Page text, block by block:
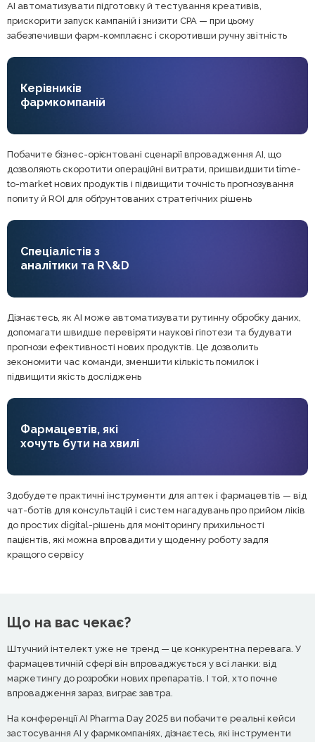
AI автоматизувати підготовку й тестування креативів,
прискорити запуск кампаній і знизити CPA — при цьому
забезпечивши фарм-комплаєнс і скоротивши ручну звітність
Керівників
фармкомпаній
Побачите бізнес-орієнтовані сценарії впровадження AI, що
дозволяють скоротити операційні витрати, пришвидшити time-
to-market нових продуктів і підвищити точність прогнозування
попиту й ROI для обґрунтованих стратегічних рішень
Спеціалістів з
аналітики та R\&D
Дізнаєтесь, як AI може автоматизувати рутинну обробку даних,
допомагати швидше перевіряти наукові гіпотези та будувати
прогнози ефективності нових продуктів. Це дозволить
зекономити час команди, зменшити кількість помилок і
підвищити якість досліджень
Фармацевтів, які
хочуть бути на хвилі
Здобудете практичні інструменти для аптек і фармацевтів — від
чат-ботів для консультацій і систем нагадувань про прийом ліків
до простих digital-рішень для моніторингу прихильності
пацієнтів, які можна впровадити у щоденну роботу задля
кращого сервісу
Що на вас чекає?
Штучний інтелект уже не тренд — це конкурентна перевага. У
фармацевтичній сфері він впроваджується у всі ланки: від
маркетингу до розробки нових препаратів. І той, хто почне
впровадження зараз, виграє завтра.
На конференції AI Pharma Day 2025 ви побачите реальні кейси
застосування AI у фармкомпаніях, дізнаєтесь, які інструменти